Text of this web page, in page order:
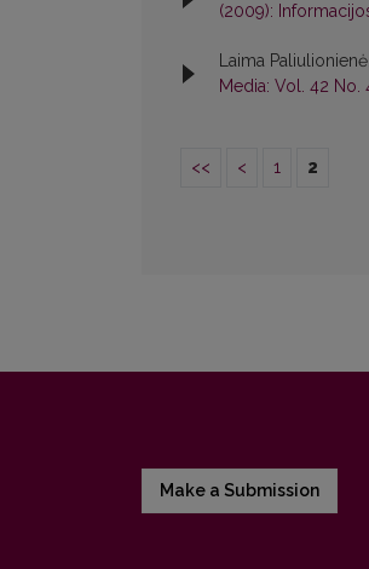
(2009):
Laima Paliulionienė,
Media: Vol. 42
<< < 1 2
Make a Submission